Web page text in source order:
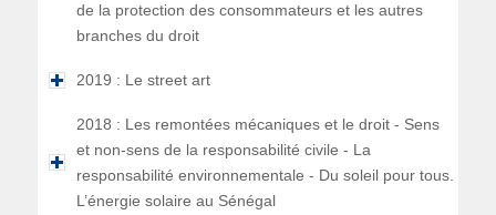
de la protection des consommateurs et les autres
branches du droit
2019 : Le street art
2018 : Les remontées mécaniques et le droit - Sens
et non-sens de la responsabilité civile - La
responsabilité environnementale - Du soleil pour tous.
L’énergie solaire au Sénégal